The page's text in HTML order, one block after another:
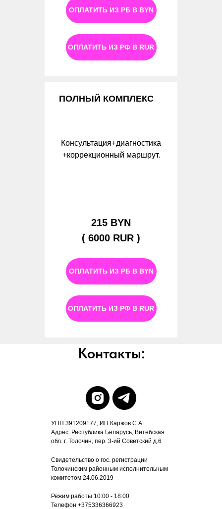
ОПЛАТИТЬ ИЗ РБ В BYN
ОПЛАТИТЬ ИЗ РФ В RUR
ПОЛНЫЙ КОМПЛЕКС
ОПЛАТИТЬ ИЗ РБ В BYN
ОПЛАТИТЬ ИЗ РФ В RUR
Консультация+диагностика
+коррекционный маршрут.
215 BYN
( 6000 RUR )
Контакты:
УНП 391209177, ИП Каржов С.А.
Адрес: Республика Беларусь, Витебская
обл. г. Толочин, пер. 3-ий Советский д.6
Свидетельство о гос. регистрации
Толочинским районным исполнительным
комитетом 24.06.2019
Режим работы 10:00 - 18:00
Телефон +375336366923